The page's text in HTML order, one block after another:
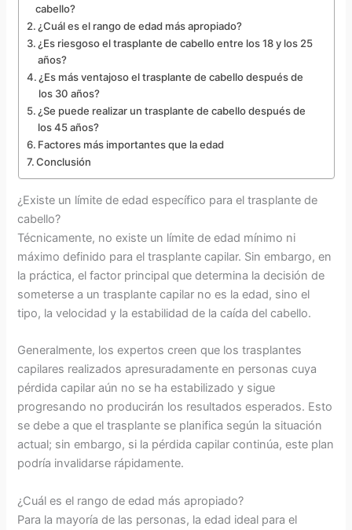
cabello?
¿Cuál es el rango de edad más apropiado?
¿Es riesgoso el trasplante de cabello entre los 18 y los 25
años?
¿Es más ventajoso el trasplante de cabello después de
los 30 años?
¿Se puede realizar un trasplante de cabello después de
los 45 años?
Factores más importantes que la edad
Conclusión
¿Existe un límite de edad específico para el trasplante de
cabello?
Técnicamente, no existe un límite de edad mínimo ni
máximo definido para el trasplante capilar. Sin embargo, en
la práctica, el factor principal que determina la decisión de
someterse a un trasplante capilar no es la edad, sino el
tipo, la velocidad y la estabilidad de la caída del cabello.
Generalmente, los expertos creen que los trasplantes
capilares realizados apresuradamente en personas cuya
pérdida capilar aún no se ha estabilizado y sigue
progresando no producirán los resultados esperados. Esto
se debe a que el trasplante se planifica según la situación
actual; sin embargo, si la pérdida capilar continúa, este plan
podría invalidarse rápidamente.
¿Cuál es el rango de edad más apropiado?
Para la mayoría de las personas, la edad ideal para el